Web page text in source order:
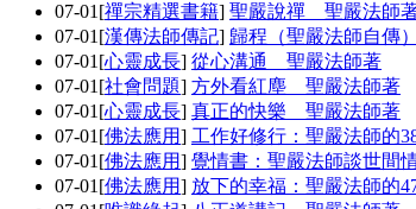
07-01 [禪宗精選書籍] 聖嚴說禪 聖嚴法師
07-01 [漢傳法師傳記] 歸程（聖嚴法師自傳
07-01 [心靈成長] 從心溝通 聖嚴法師著
07-01 [社會問題] 方外看紅塵 聖嚴法師著
07-01 [心靈成長] 真正的快樂 聖嚴法師著
07-01 [佛法應用] 工作好修行：聖嚴法師的
07-01 [佛法應用] 覺情書：聖嚴法師談世間
07-01 [佛法應用] 放下的幸福：聖嚴法師的